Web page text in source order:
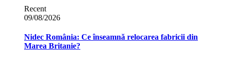
Recent
09/08/2026
Nidec România: Ce înseamnă relocarea fabricii din
Marea Britanie?